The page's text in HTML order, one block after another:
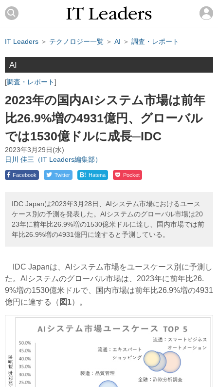
IT Leaders ＞ テクノロジー一覧 ＞ AI ＞ 調査・レポート
AI
調査・レポート
2023年の国内AIシステム市場は前年
比26.9%増の4931億円、グローバル
では1530億ドルに成長─IDC
2023年3月29日(水)
日川 佳三（IT Leaders編集部）
Facebook Twitter ! Hatena Pocket
IDC Japanは2023年3月28日、AIシステム市場におけるユース
ケース別の予測を発表した。AIシステムのグローバル市場は20
23年に前年比26.9%増の1530億米ドルに達し、国内市場では前
年比26.9%増の4931億円に達すると予測している。
IDC Japanは、AIシステム市場をユースケース別に予測し
た。AIシステムのグローバル市場は、2023年に前年比26.
9%増の1530億米ドルで、国内市場は前年比26.9%増の4931
億円に達する（ 図1）。